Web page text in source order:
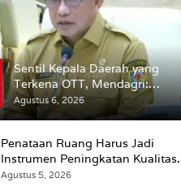
Sentil Kepala Daerah yang
Terkena OTT, Mendagri:
Mereka Bukan Anak Kemarin
Sore
Agustus 6, 2026
Penataan Ruang Harus Jadi
Instrumen Peningkatan Kualitas
Hidup Masyarakat, Wattimena:
Agustus 5, 2026